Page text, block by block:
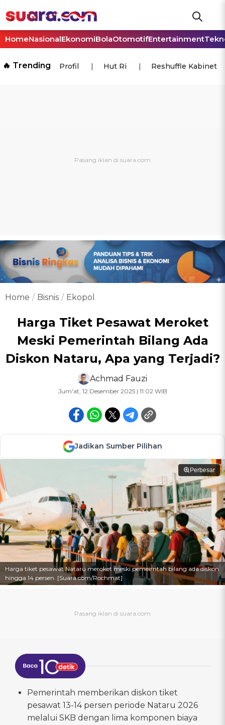
HomeNasionalEkonomiBolaOtomotifEntertainment
🔥 Trending Profil Hut Ri Reshuffle Kabinet
Home Bisnis Ekopol
Harga Tiket Pesawat Meroket
Meski Pemerintah Bilang Ada
Diskon Nataru, Apa yang Terjadi?
Achmad Fauzi
Jum'at, 12 Desember 2025 | 11:02 WIB
Jadikan Sumber Pilihan
Perbesar
Harga tiket pesawat Nataru meroket meski pemeirntah bilang ada diskon
hingga 14 persen. [Suara.com/Rochmat]
Pemerintah memberikan diskon tiket
pesawat 13-14 persen periode Nataru 2026
melalui SKB dengan lima komponen biaya